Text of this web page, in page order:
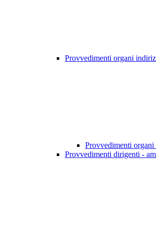
Provvedimenti organi
Provvedimenti
Provvedimenti dirigenti -